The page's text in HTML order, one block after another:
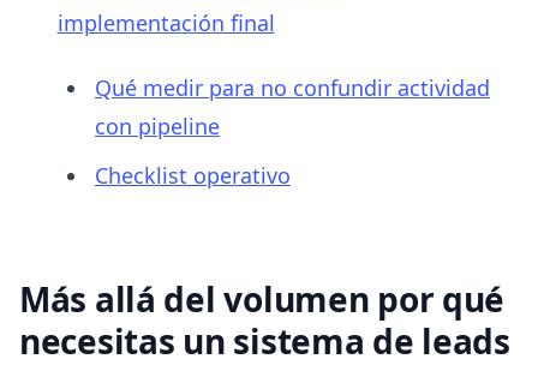
implementación final
Qué medir para no confundir actividad
con pipeline
Checklist operativo
Más allá del volumen por qué
necesitas un sistema de leads